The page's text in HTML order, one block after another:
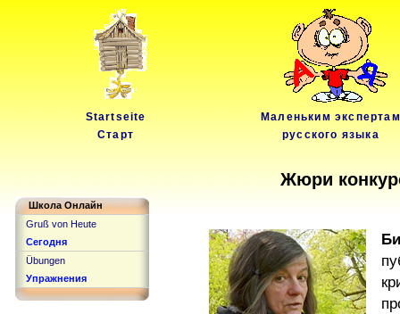
Startseite
Старт
Маленьким экспертам
русского языка
Жюри
Школа Онлайн
Gruß von Heute
Сегодня
Übungen
Упражнения